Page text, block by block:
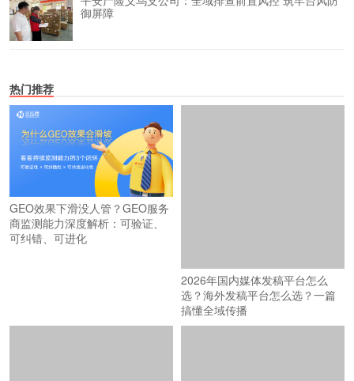
御屏障
热门推荐
GEO效果下滑没人管？GEO服务
商监测能力深度解析：可验证、
可纠错、可进化
2026年国内媒体发稿平台怎么
选？海外发稿平台怎么选？一篇
搞懂全域传播